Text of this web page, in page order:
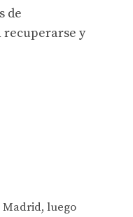
de
recuperarse y
Madrid, luego